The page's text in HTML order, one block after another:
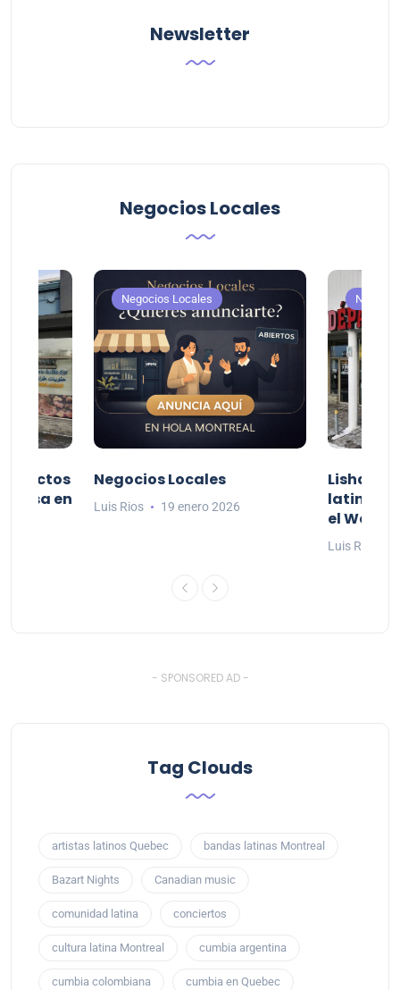
Newsletter
Negocios Locales
casa en
Negocios Locales
Negocios Locales
Luis Rios 19 enero 2026
Lishaam
latinos
el West
Luis Rios
- SPONSORED AD -
Tag Clouds
artistas latinos Quebec bandas latinas Montreal
Bazart Nights Canadian music
comunidad latina conciertos
cultura latina Montreal cumbia argentina
cumbia colombiana cumbia en Quebec